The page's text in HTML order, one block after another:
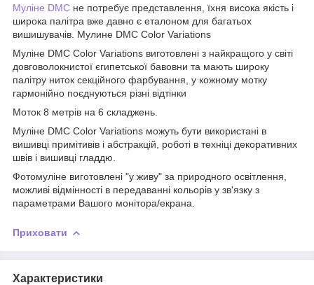
Муліне DMC не потребує представлення, їхня висока якість і
широка палітра вже давно є еталоном для багатьох
вишишувачів. Мулине DMC Color Variations
Муліне DMC Color Variations виготовлені з найкращого у світі
довговолокнистої єгипетської бавовни та мають широку
палітру ниток секційного фарбування, у кожному мотку
гармонійно поєднуються різні відтінки
Моток 8 метрів на 6 складжень.
Муліне DMC Color Variations можуть бути використані в
вишивці примітивів і абстракцій, роботі в техніці декоративних
швів і вишивці гладдю.
Фотомуліне виготовлені "у живу" за природного освітлення,
можливі відмінності в передаванні кольорів у зв'язку з
параметрами Вашого монітора/екрана.
Приховати
Характеристики